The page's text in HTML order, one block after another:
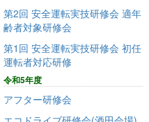
第2回 安全運転実技研修会 適年
齢者対象研修会
第1回 安全運転実技研修会 初任
運転者対応研修
令和5年度
アフター研修会